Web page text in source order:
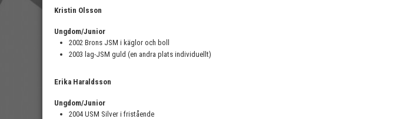
Kristin Olsson
Ungdom/Junior
2002 Brons JSM i käglor och boll
2003 lag-JSM guld (en andra plats individuellt)
Erika Haraldsson
Ungdom/Junior
2004 USM Silver i fristående